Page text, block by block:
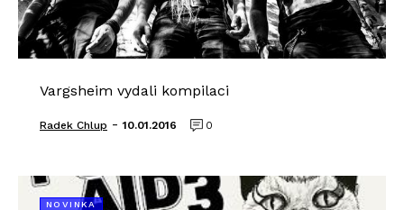
Vargsheim vydali kompilaci
Radek Chlup - 10.01.2016 0
NOVINKA